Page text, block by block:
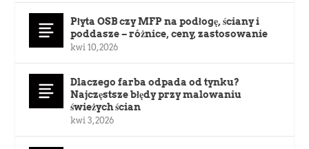
Płyta OSB czy MFP na podłogę, ściany i
poddasze – różnice, ceny, zastosowanie
kwi 10, 2026
Dlaczego farba odpada od tynku?
Najczęstsze błędy przy malowaniu
świeżych ścian
kwi 3, 2026